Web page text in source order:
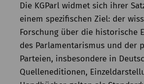
Die KGParl widmet sich ihrer
einem spezifischen Ziel: der
Forschung über die historische
des Parlamentarismus und der
Parteien, insbesondere in
Quelleneditionen,